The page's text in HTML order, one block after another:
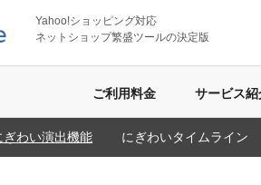
Yahoo!ショッピング対応
ネットショップ繁盛ツールの決定版
ご利用料金 サービス紹
ぎわい演出機能 にぎわいタイムライン